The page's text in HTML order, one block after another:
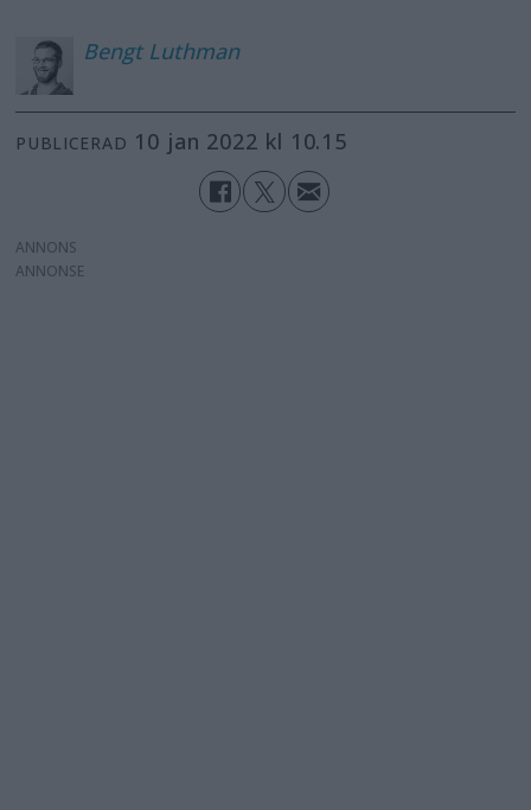
Bengt Luthman
PUBLICERAD 10 jan 2022 kl 10.15
ANNONS